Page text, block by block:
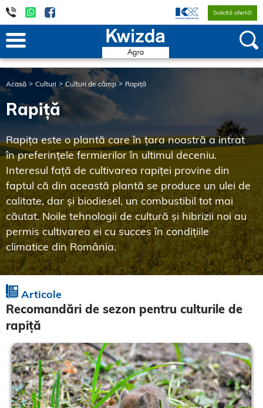
Solicită ofertă!
Acasă Culturi Culturi de câmp Rapiță
Rapiță
Rapița este o plantă care în țara noastră a intrat
în preferințele fermierilor în ultimul deceniu.
Interesul față de cultivarea rapiței provine din
faptul că din această plantă se produce un ulei de
calitate, dar și biodiesel, un combustibil tot mai
căutat. Noile tehnologii de cultură și hibrizii noi au
permis cultivarea ei cu succes în condițiile
climatice din România.
Articole
Recomandări de sezon pentru culturile de
rapiță